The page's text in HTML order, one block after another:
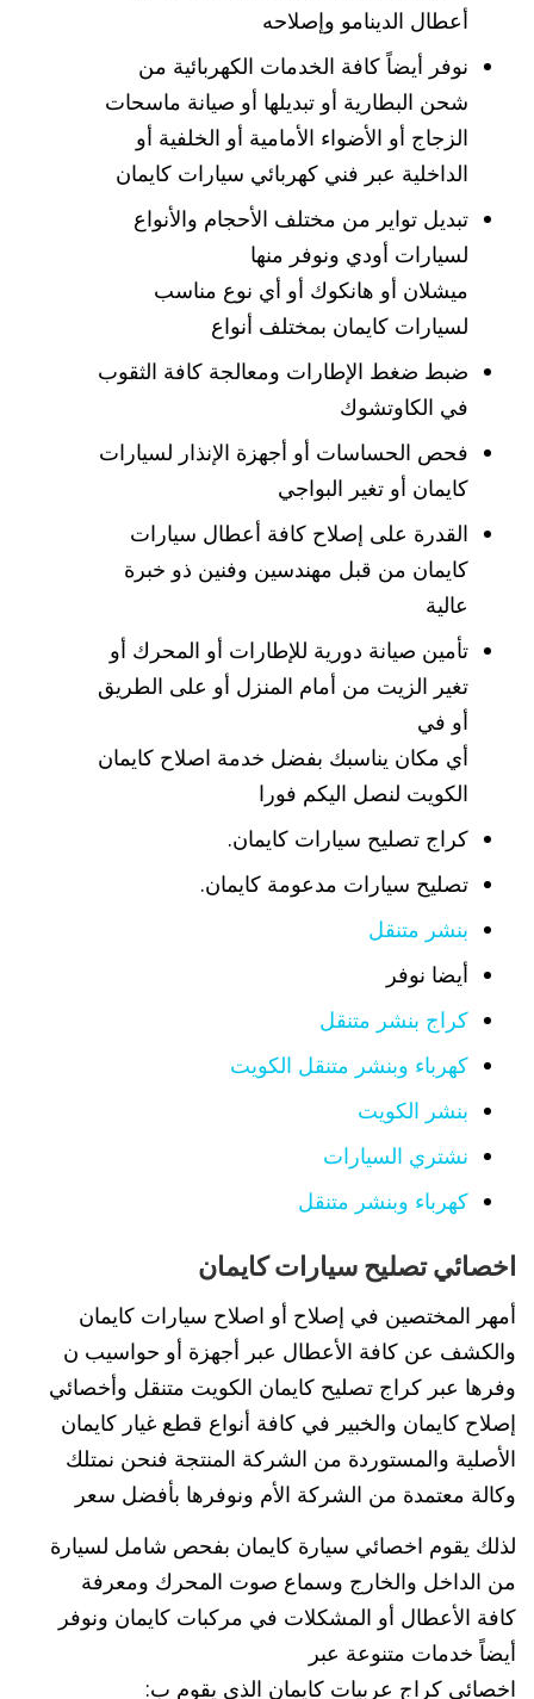
أعطال الدينامو وإصلاحه
نوفر أيضاً كافة الخدمات الكهربائية من
شحن البطارية أو تبديلها أو صيانة ماسحات
الزجاج أو الأضواء الأمامية أو الخلفية أو
الداخلية عبر فني كهربائي سيارات كايمان
تبديل تواير من مختلف الأحجام والأنواع
لسيارات أودي ونوفر منها
ميشلان أو هانكوك أو أي نوع مناسب
لسيارات كايمان بمختلف أنواع
ضبط ضغط الإطارات ومعالجة كافة الثقوب
في الكاوتشوك
فحص الحساسات أو أجهزة الإنذار لسيارات
كايمان أو تغير البواجي
القدرة على إصلاح كافة أعطال سيارات
كايمان من قبل مهندسين وفنين ذو خبرة
عالية
تأمين صيانة دورية للإطارات أو المحرك أو
تغير الزيت من أمام المنزل أو على الطريق
أو في
أي مكان يناسبك بفضل خدمة اصلاح كايمان
الكويت لنصل اليكم فورا
كراج تصليح سيارات كايمان.
تصليح سيارات مدعومة كايمان.
بنشر متنقل
أيضا نوفر
كراج بنشر متنقل
كهرباء وبنشر متنقل الكويت
بنشر الكويت
نشتري السيارات
كهرباء وبنشر متنقل
اخصائي تصليح سيارات كايمان
أمهر المختصين في إصلاح أو اصلاح سيارات كايمان
والكشف عن كافة الأعطال عبر أجهزة أو حواسيب ن
وفرها عبر كراج تصليح كايمان الكويت متنقل وأخصائي
إصلاح كايمان والخبير في كافة أنواع قطع غيار كايمان
الأصلية والمستوردة من الشركة المنتجة فنحن نمتلك
وكالة معتمدة من الشركة الأم ونوفرها بأفضل سعر
لذلك يقوم اخصائي سيارة كايمان بفحص شامل لسيارة
من الداخل والخارج وسماع صوت المحرك ومعرفة
كافة الأعطال أو المشكلات في مركبات كايمان ونوفر
أيضاً خدمات متنوعة عبر
اخصائي كراج عربيات كايمان الذي يقوم ب: